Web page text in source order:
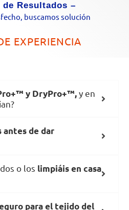
Resultados –
buscamos solución
EXPERIENCIA
y DryPro+™,y en
antes de dar
o los limpiáis en casa
para el tejido del